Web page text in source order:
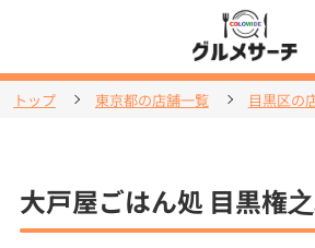
トップ 東京都の店舗一覧 目黒区の
大戸屋ごはん処 目黒権